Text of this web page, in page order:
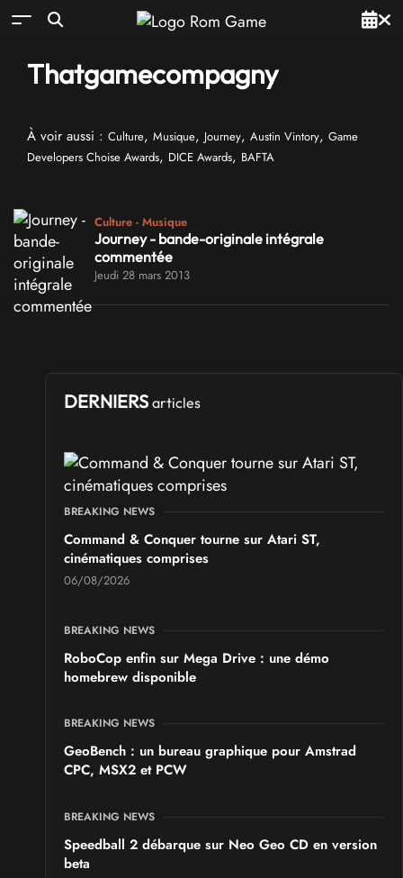
Thatgamecompagny
À voir aussi : Culture, Musique, Journey, Austin Vintory, Game
Developers Choise Awards, DICE Awards, BAFTA
Culture - Musique
Journey - bande-originale intégrale
commentée
Jeudi 28 mars 2013
DERNIERS articles
BREAKING NEWS
Command & Conquer tourne sur Atari ST,
cinématiques comprises
06/08/2026
BREAKING NEWS
RoboCop enfin sur Mega Drive : une démo
homebrew disponible
BREAKING NEWS
GeoBench : un bureau graphique pour Amstrad
CPC, MSX2 et PCW
BREAKING NEWS
Speedball 2 débarque sur Neo Geo CD en version
beta